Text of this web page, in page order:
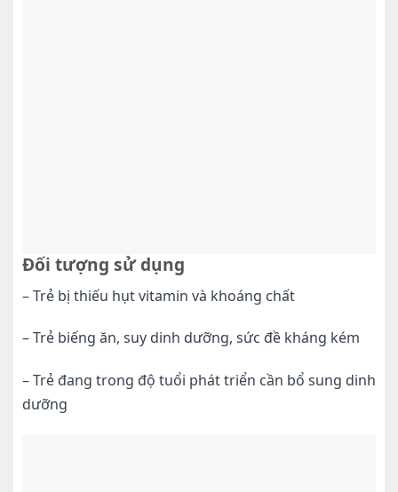
Đối tượng sử dụng
– Trẻ bị thiếu hụt vitamin và khoáng chất
– Trẻ biếng ăn, suy dinh dưỡng, sức đề kháng kém
– Trẻ đang trong độ tuổi phát triển cần bổ sung dinh
dưỡng